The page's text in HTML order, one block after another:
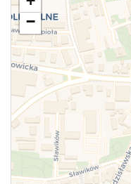
zmianach w
−